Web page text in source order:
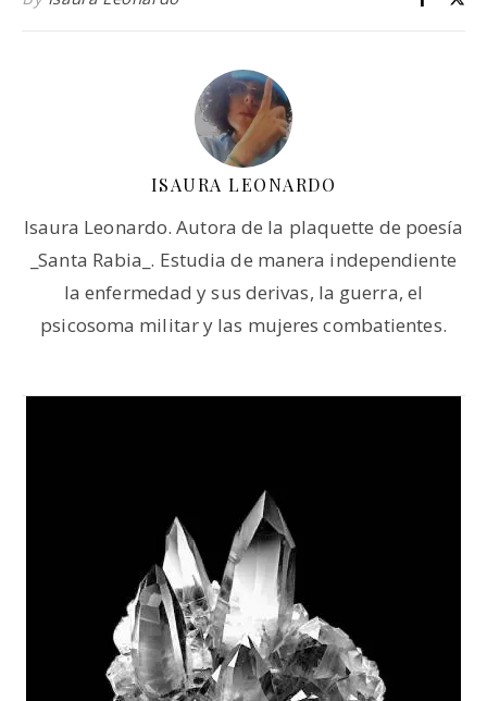
ISAURA LEONARDO
Isaura Leonardo. Autora de la plaquette de poesía
_Santa Rabia_. Estudia de manera independiente
la enfermedad y sus derivas, la guerra, el
psicosoma militar y las mujeres combatientes.